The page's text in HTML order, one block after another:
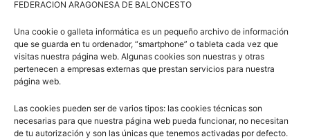
FEDERACION ARAGONESA DE BALONCESTO
Una cookie o galleta informática es un pequeño archivo de información
que se guarda en tu ordenador, “smartphone” o tableta cada vez que
visitas nuestra página web. Algunas cookies son nuestras y otras
pertenecen a empresas externas que prestan servicios para nuestra
página web.
Las cookies pueden ser de varios tipos: las cookies técnicas son
necesarias para que nuestra página web pueda funcionar, no necesitan
de tu autorización y son las únicas que tenemos activadas por defecto.
Comité de Árbitros (CAAB)
Campus Baloncesto Villanúa 2026